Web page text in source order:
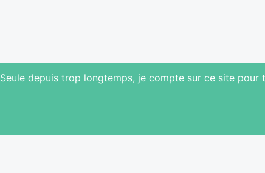
Seule depuis trop longtemps, je compte sur ce site pour